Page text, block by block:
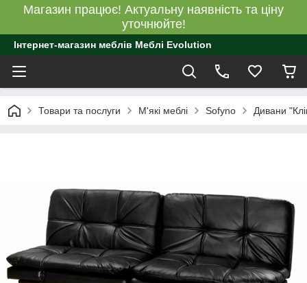
Магазин працює! Актуальну наявність та ціну
уточнюйте!
Інтернет-магазин меблів Меблі Evolution
Товари та послуги М'які меблі Sofyno Дивани